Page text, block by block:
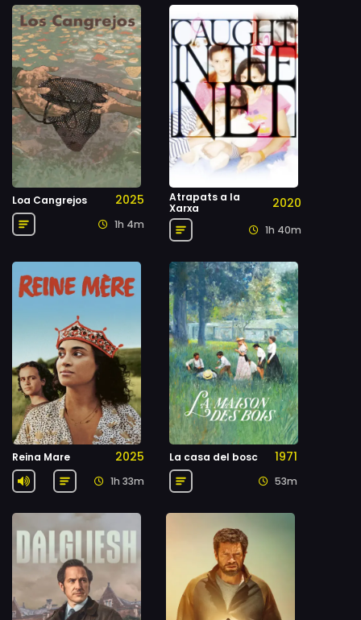
Loa Cangrejos 2025
1h 4m
Atrapats a la
Xarxa
2020
1h 40m
Reina Mare 2025
1h 33m
La casa del bosc 1971
53m